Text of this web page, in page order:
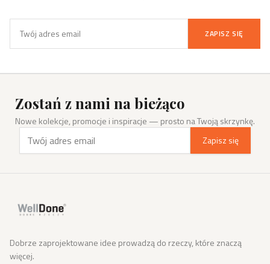
ZAPISZ SIĘ
Zostań z nami na bieżąco
Nowe kolekcje, promocje i inspiracje — prosto na Twoją skrzynkę.
Zapisz się
Dobrze zaprojektowane idee prowadzą do rzeczy, które znaczą
więcej.